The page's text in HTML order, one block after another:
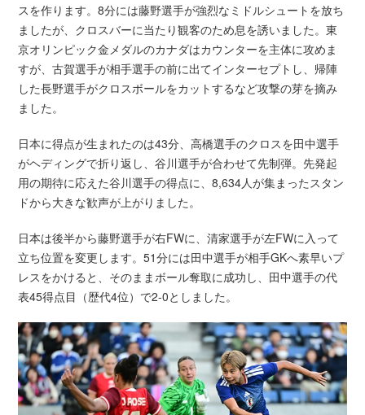
スを作ります。8分には藤野選手が強烈なミドルシュートを放ち
ましたが、クロスバーに当たり観客のため息を誘いました。東
京オリンピック金メダルのカナダはカウンターを主体に攻めま
すが、古賀選手が相手選手の前に出てインターセプトし、帰陣
した長野選手がクロスボールをカットするなど攻撃の芽を摘み
ました。
日本に得点が生まれたのは43分、高橋選手のクロスを田中選手
がヘディングで折り返し、谷川選手が合わせて先制弾。先発起
用の期待に応えた谷川選手の得点に、8,634人が集まったスタン
ドから大きな歓声が上がりました。
日本は後半から藤野選手が右FWに、清家選手が左FWに入って
立ち位置を変更します。51分には田中選手が相手GKへ素早いプ
レスをかけると、そのままボール奪取に成功し、田中選手の代
表45得点目（歴代4位）で2-0としました。